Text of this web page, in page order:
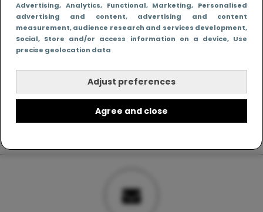
Advertising, Analytics, Functional, Marketing, Personalised
advertising and content, advertising and content
measurement, audience research and services development,
Social, Store and/or access information on a device, Use
precise geolocation data
Adjust preferences
Agree and close